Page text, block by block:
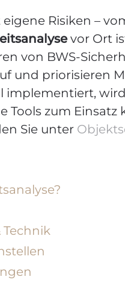
Risiken –
vor Ort
von BWS-
und priorisieren
implementiert,
Tools zum
Sie unter